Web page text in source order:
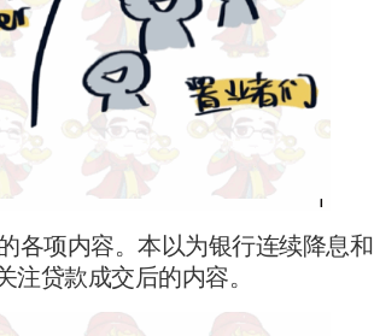
各项内容。本以为银行连续降息和
贷款成交后的内容。